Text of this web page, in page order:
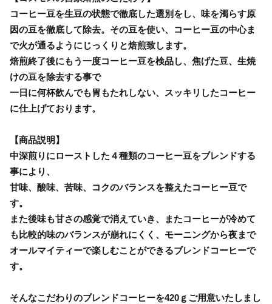
コーヒー豆を生豆の状態で徹底した選別をし、味を濁らす原
因の豆を徹底して除去。その豆を使い、コーヒー豆の中心ま
で火が通るようにじっくりと焙煎致します。
焙煎終了後にもう一度コーヒー豆を検品し、焦げた豆、生焼
けの豆を除去する事で
一日に何杯飲んでも胃もたれしない、スッキリしたコーヒー
に仕上げております。
【商品説明】
中深煎りにローストした４種類のコーヒー豆をブレンドする
事により、
甘味、酸味、苦味、コクのバランスを整えたコーヒー豆で
す。
また後味も甘さの感覚で消えていき、またコーヒーが冷めて
も比較的味のバランスが崩れにくく、モーニングから夜まで
オールマイティーで楽しむことができるブレンドコーヒーで
す。
そんなこだわりのブレンドコーヒーを420ｇご用意いたしまし